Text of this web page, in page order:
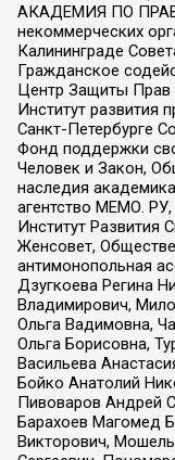
АКАДЕМИЯ ПО
некоммерческих
Калининграде
Гражданское
Центр Защиты
Институт развития
Санкт-Петербурге
Фонд поддержки
Человек и Закон,
наследия
агентство МЕМО. РУ,
Институт
Женсовет,
антимонопольная
Дзугкоева Регина
Владимирович,
Ольга Вадимовна,
Ольга Борисовна,
Васильева
Бойко Анатолий
Пивоваров Андрей
Барахоев Магомед
Викторович,